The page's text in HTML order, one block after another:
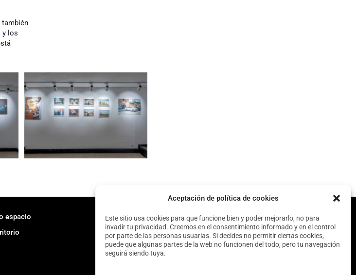
Aceptación de política de cookies
Este sitio usa cookies para que funcione bien y poder mejorarlo, no para
invadir tu privacidad. Creemos en el consentimiento informado y en el control
por parte de las personas usuarias. Si decides no permitir ciertas cookies,
puede que algunas partes de la web no funcionen del todo, pero tu navegación
seguirá siendo tuya.
también
y los
espacio